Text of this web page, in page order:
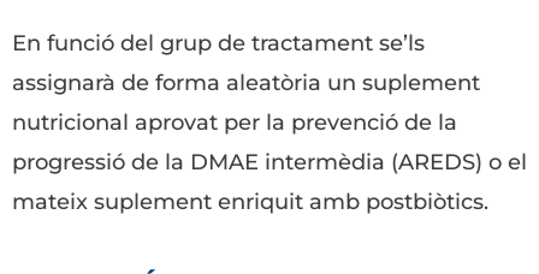
En funció del grup de tractament se’ls
assignarà de forma aleatòria un suplement
nutricional aprovat per la prevenció de la
progressió de la DMAE intermèdia (AREDS) o el
mateix suplement enriquit amb postbiòtics.